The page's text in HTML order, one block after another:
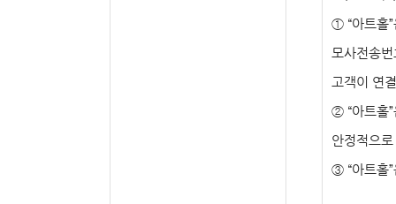
① “아트홀”
모사전송번
고객이 연
② “아트홀”
안정적으
③ “아트홀”